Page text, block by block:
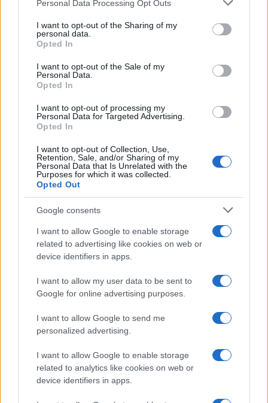
This information may also be disclosed by us to third parties
disclose it to other third parties.
Please note that this website/app uses one or more Google
services and may gather and store information including but
not limited to your visit or usage behaviour. You may click to
grant or deny consent to Google and its third-party tags to
consent section.
Personal Data Processing Opt Outs
I want to opt-out of the Sharing of my
personal data.
Opted In
I want to opt-out of the Sale of my
Personal Data.
Opted In
I want to opt-out of processing my
Personal Data for Targeted Advertising.
Opted In
I want to opt-out of Collection, Use,
Retention, Sale, and/or Sharing of my
Personal Data that Is Unrelated with the
Purposes for which it was collected.
Opted Out
Google consents
I want to allow Google to enable storage
related to advertising like cookies on web or
device identifiers in apps.
I want to allow my user data to be sent to
Google for online advertising purposes.
I want to allow Google to send me
personalized advertising.
I want to allow Google to enable storage
related to analytics like cookies on web or
device identifiers in apps.